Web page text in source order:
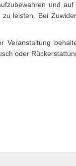
und auf
leisten. Bei
Veranstaltung
oder